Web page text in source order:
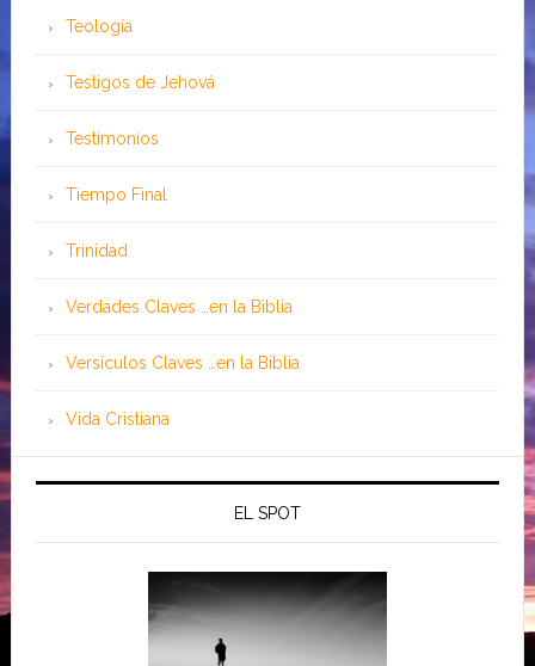
Teología
Testigos de Jehová
Testimonios
Tiempo Final
Trinidad
Verdades Claves …en la Biblia
Versículos Claves …en la Biblia
Vida Cristiana
EL SPOT